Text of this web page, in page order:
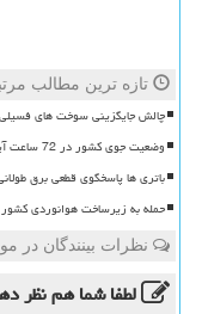
تازه ترین مطالب
چالش جایگزینی سوخت های
وضعیت جوی کشور در 72 ساعت آینده اخطار بارندگی های رگباری در 2 استان
باتری ها پاسخگوی قطعی برق
حمله به زیرساخت هوانوردی
نظرات بینندگان در
لطفا شما همنظر